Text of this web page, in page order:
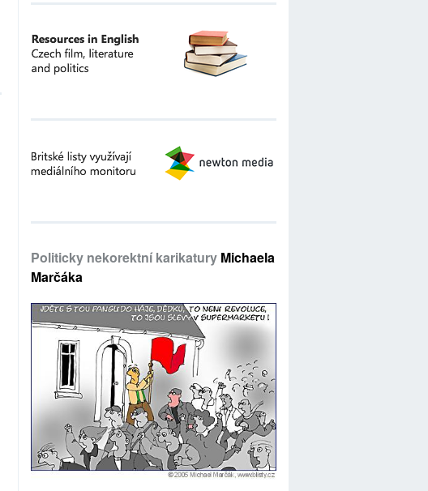
Politicky nekorektní karikatury Michaela
Marčáka